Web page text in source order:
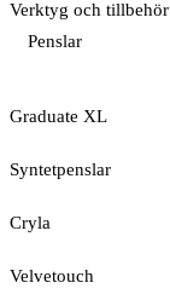
Verktyg och tillbehör
Penslar
Graduate XL
Syntetpenslar
Cryla
Velvetouch